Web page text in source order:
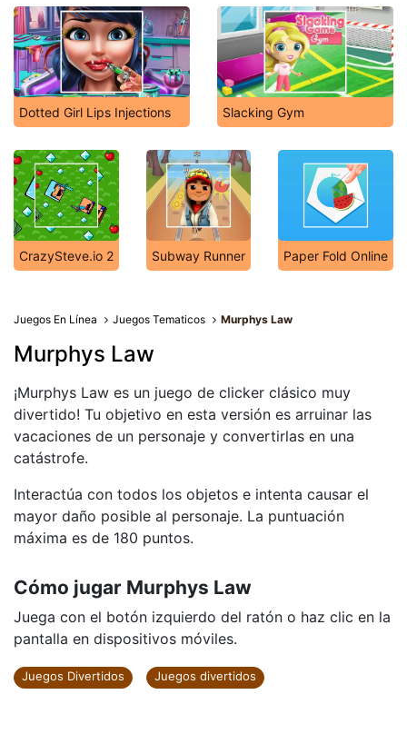
Dotted Girl Lips Injections Slacking Gym
CrazySteve.io 2 Subway Runner Paper Fold Online
Juegos En Línea Juegos Tematicos Murphys Law
Murphys Law
¡Murphys Law es un juego de clicker clásico muy
divertido! Tu objetivo en esta versión es arruinar las
vacaciones de un personaje y convertirlas en una
catástrofe.
Interactúa con todos los objetos e intenta causar el
mayor daño posible al personaje. La puntuación
máxima es de 180 puntos.
Cómo jugar Murphys Law
Juega con el botón izquierdo del ratón o haz clic en la
pantalla en dispositivos móviles.
Juegos Divertidos Juegos divertidos